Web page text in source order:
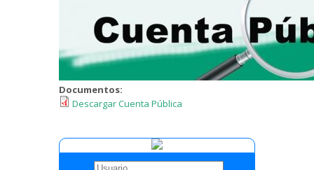
Documentos:
Descargar Cuenta Pública